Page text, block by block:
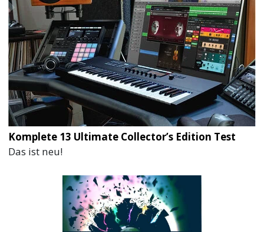
Komplete 13 Ultimate Collector’s Edition Test
Das ist neu!